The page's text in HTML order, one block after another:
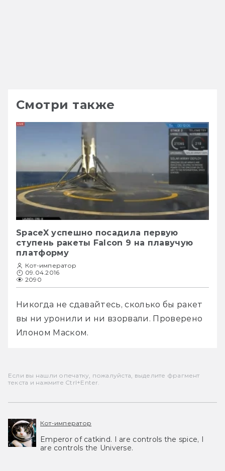
Смотри также
SpaceX успешно посадила первую
ступень ракеты Falcon 9 на плавучую
платформу
Кот-император
09.04.2016
2090
Никогда не сдавайтесь, сколько бы ракет
вы ни уронили и ни взорвали. Проверено
Илоном Маском.
Если вы нашли опечатку, пожалуйста, выделите фрагмент
текста и нажмите Ctrl+Enter.
Кот-император
Emperor of catkind. I are controls the spice, I
are controls the Universe.